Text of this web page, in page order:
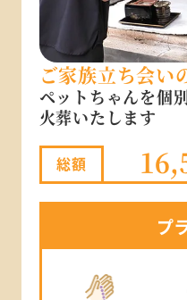
ご家族立ち会い
ペットちゃんを個
火葬いたします
総額
プ